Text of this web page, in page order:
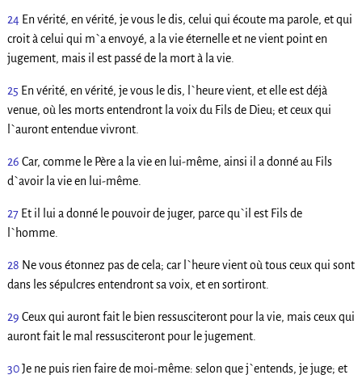
24 En vérité, en vérité, je vous le dis, celui qui écoute ma parole, et qui
croit à celui qui m`a envoyé, a la vie éternelle et ne vient point en
jugement, mais il est passé de la mort à la vie.
25 En vérité, en vérité, je vous le dis, l`heure vient, et elle est déjà
venue, où les morts entendront la voix du Fils de Dieu; et ceux qui
l`auront entendue vivront.
26 Car, comme le Père a la vie en lui-même, ainsi il a donné au Fils
d`avoir la vie en lui-même.
27 Et il lui a donné le pouvoir de juger, parce qu`il est Fils de
l`homme.
28 Ne vous étonnez pas de cela; car l`heure vient où tous ceux qui sont
dans les sépulcres entendront sa voix, et en sortiront.
29 Ceux qui auront fait le bien ressusciteront pour la vie, mais ceux qui
auront fait le mal ressusciteront pour le jugement.
30Je ne puis rien faire de moi-même: selon que j`entends, je juge; et